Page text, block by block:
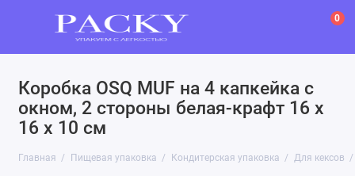
0
Коробка OSQ MUF на 4 капкейка с
окном, 2 стороны белая-крафт 16 x
16 x 10 см
Главная Пищевая упаковка Кондитерская упаковка Для кексов